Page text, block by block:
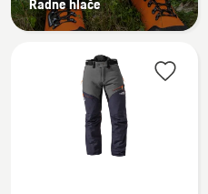
Radne hlače